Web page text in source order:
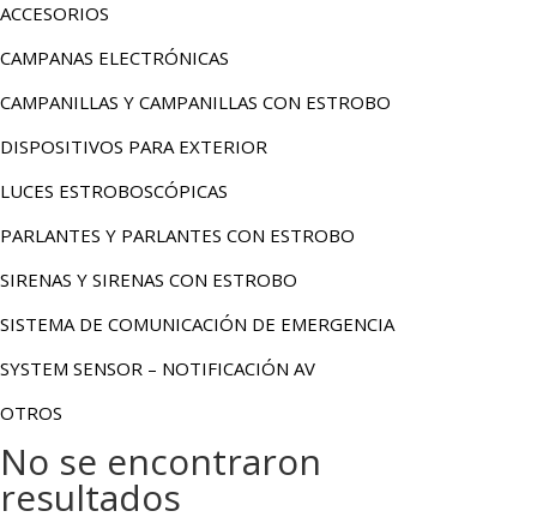
ACCESORIOS
CAMPANAS ELECTRÓNICAS
CAMPANILLAS Y CAMPANILLAS CON ESTROBO
DISPOSITIVOS PARA EXTERIOR
LUCES ESTROBOSCÓPICAS
PARLANTES Y PARLANTES CON ESTROBO
SIRENAS Y SIRENAS CON ESTROBO
SISTEMA DE COMUNICACIÓN DE EMERGENCIA
SYSTEM SENSOR – NOTIFICACIÓN AV
OTROS
No se encontraron
resultados